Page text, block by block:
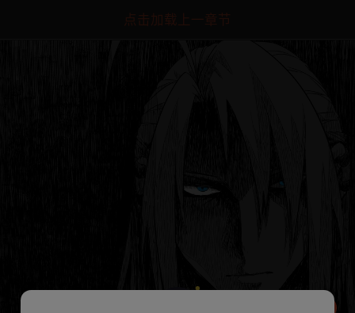
点击加载上一章节